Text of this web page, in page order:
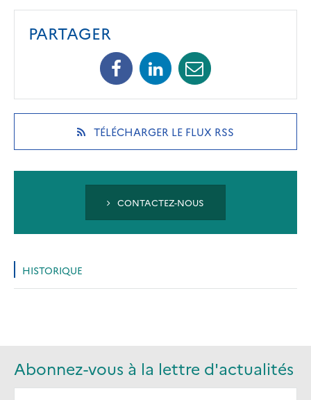
PARTAGER
Facebook
(opens
a
new
tab)
Linkedin
(opens
a
new
tab)
Mail
(opens
a
new
tab)
TÉLÉCHARGER LE FLUX RSS(OPENS
NEW
CONTACTEZ-NOUS
HISTORIQUE
Abonnez-vous à la lettre d'actualités